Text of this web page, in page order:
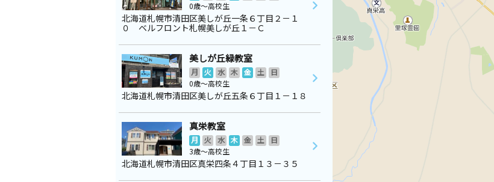
0歳～高校生
北海道札幌市清田区美しが丘一条６丁目２－１
０ ベルフロント札幌美しが丘１－Ｃ
美しが丘緑教室
月 火 水 木 金 土
日
0歳～高校生
北海道札幌市清田区美しが丘五条６丁目１－１８
真栄教室
月 火 水 木 金 土
日
3歳～高校生
北海道札幌市清田区真栄四条４丁目１３－３５